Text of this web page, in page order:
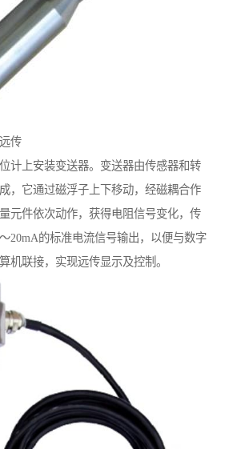
传
计上安装变送器。变送器由传感器和转
，它通过磁浮子上下移动，经磁耦合作
元件依次动作，获得电阻信号变化，传
20mA的标准电流信号输出，以便与数字
机联接，实现远传显示及控制。